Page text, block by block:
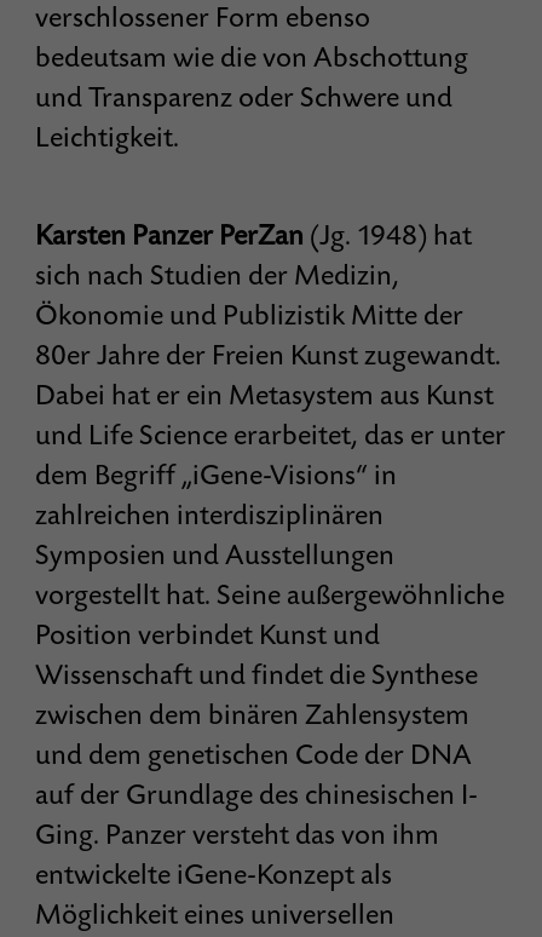
verschlossener Form ebenso
bedeutsam wie die von Abschottung
und Transparenz oder Schwere und
Leichtigkeit.
Karsten Panzer PerZan (Jg. 1948) hat
sich nach Studien der Medizin,
Ökonomie und Publizistik Mitte der
80er Jahre der Freien Kunst zugewandt.
Dabei hat er ein Metasystem aus Kunst
und Life Science erarbeitet, das er unter
dem Begriff „iGene-Visions“ in
zahlreichen interdisziplinären
Symposien und Ausstellungen
vorgestellt hat. Seine außergewöhnliche
Position verbindet Kunst und
Wissenschaft und findet die Synthese
zwischen dem binären Zahlensystem
und dem genetischen Code der DNA
auf der Grundlage des chinesischen I-
Ging. Panzer versteht das von ihm
entwickelte iGene-Konzept als
Möglichkeit eines universellen